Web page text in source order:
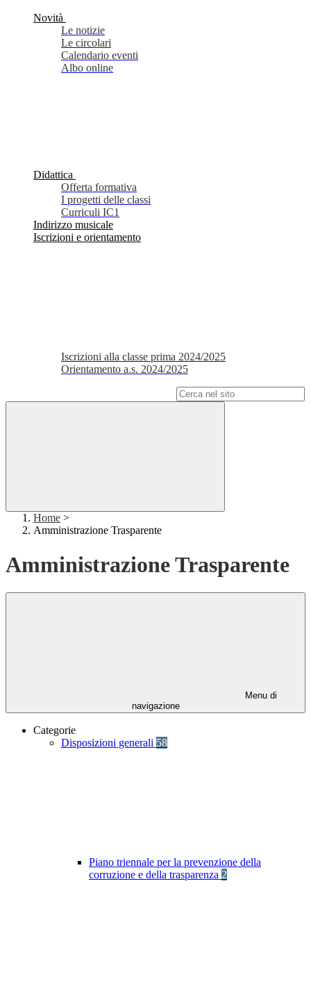
Novità
Le notizie
Le circolari
Calendario eventi
Albo online
Didattica
Offerta formativa
I progetti delle classi
Curriculi IC1
Indirizzo musicale
Iscrizioni e orientamento
Iscrizioni alla classe prima 2024/2025
Orientamento a.s. 2024/2025
Home >
Amministrazione Trasparente
Amministrazione Trasparente
Menu di
navigazione
Categorie
Disposizioni generali 58
Piano triennale per la prevenzione della
corruzione e della trasparenza 2